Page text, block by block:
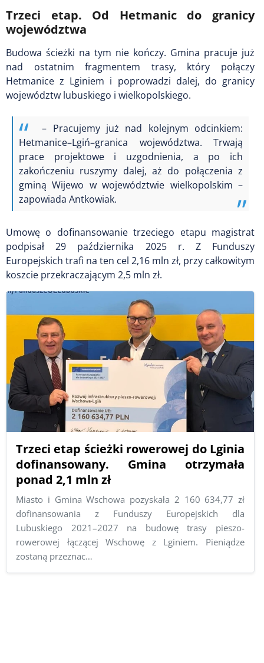
Trzeci etap. Od Hetmanic do granicy
województwa
Budowa ścieżki na tym nie kończy. Gmina pracuje już
nad ostatnim fragmentem trasy, który połączy
Hetmanice z Lginiem i poprowadzi dalej, do granicy
województw lubuskiego i wielkopolskiego.
– Pracujemy już nad kolejnym odcinkiem:
Hetmanice–Lgiń–granica województwa. Trwają
prace projektowe i uzgodnienia, a po ich
zakończeniu ruszymy dalej, aż do połączenia z
gminą Wijewo w województwie wielkopolskim –
zapowiada Antkowiak.
Umowę o dofinansowanie trzeciego etapu magistrat
podpisał 29 października 2025 r. Z Funduszy
Europejskich trafi na ten cel 2,16 mln zł, przy całkowitym
koszcie przekraczającym 2,5 mln zł.
Trzeci etap ścieżki rowerowej do Lginia
dofinansowany. Gmina otrzymała
ponad 2,1 mln zł
Miasto i Gmina Wschowa pozyskała 2 160 634,77 zł
dofinansowania z Funduszy Europejskich dla
Lubuskiego 2021–2027 na budowę trasy pieszo-
rowerowej łączącej Wschowę z Lginiem. Pieniądze
zostaną przeznac…